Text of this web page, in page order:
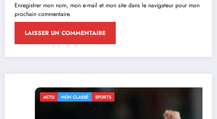
Enregistrer mon nom, mon e-mail et mon site dans le navigateur pour mon
prochain commentaire.
NON CLASSÉ SPORTS